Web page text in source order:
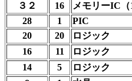
３２
16
メモリーIC（
28
1
PIC
20
20
ロジック
16
11
ロジック
14
5
ロジック